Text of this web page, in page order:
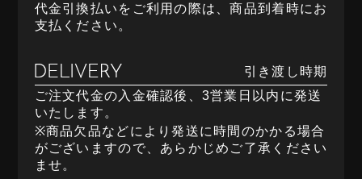
代金引換払いをご利用の際は、商品到着時にお
支払ください。
引き渡し時期
ご注文代金の入金確認後、3営業日以内に発送
いたします。
※商品欠品などにより発送に時間のかかる場合
がございますので、あらかじめご了承ください
ませ。